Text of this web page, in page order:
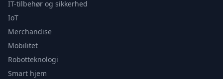
IT-tilbehør og sikkerhed
IoT
Merchandise
Mobilitet
Robotteknologi
Smart hjem